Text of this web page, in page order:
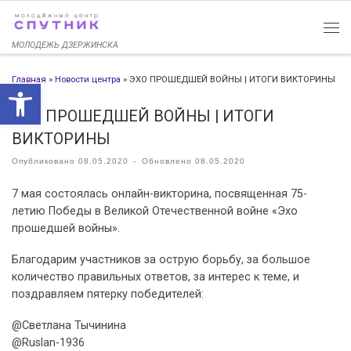
Открыть панель
Перейти к содержимому
МОЛОДЕЖЬ ДЗЕРЖИНСКА
Главная » Новости центра » ЭХО ПРОШЕДШЕЙ ВОЙНЫ | ИТОГИ ВИКТОРИНЫ
ЭХО ПРОШЕДШЕЙ ВОЙНЫ | ИТОГИ
ВИКТОРИНЫ
Опубликовано 08.05.2020 - Обновлено 08.05.2020
7 мая состоялась онлайн-викторина, посвященная 75-
летию Победы в Великой Отечественной войне «Эхо
прошедшей войны».
Благодарим участников за острую борьбу, за большое
количество правильных ответов, за интерес к теме, и
поздравляем пятерку победителей:
@Светлана Тычинина
@Ruslan-1936